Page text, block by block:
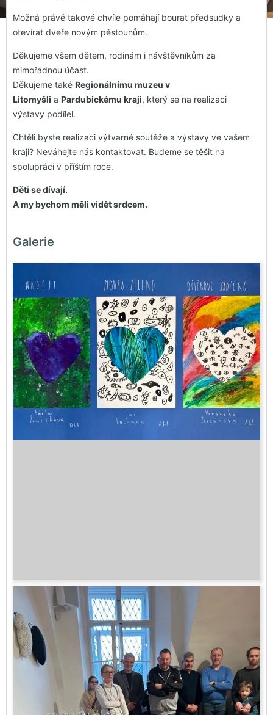
Možná právě takové chvíle pomáhají bourat předsudky a
otevírat dveře novým pěstounům.
Děkujeme všem dětem, rodinám i návštěvníkům za
mimořádnou účast.
Děkujeme také Regionálnímu muzeu v
Litomyšli a Pardubickému kraji, který se na realizaci
výstavy podílel.
Chtěli byste realizaci výtvarné soutěže a výstavy ve vašem
kraji? Neváhejte nás kontaktovat. Budeme se těšit na
spolupráci v příštím roce.
Děti se dívají.
A my bychom měli vidět srdcem.
Galerie